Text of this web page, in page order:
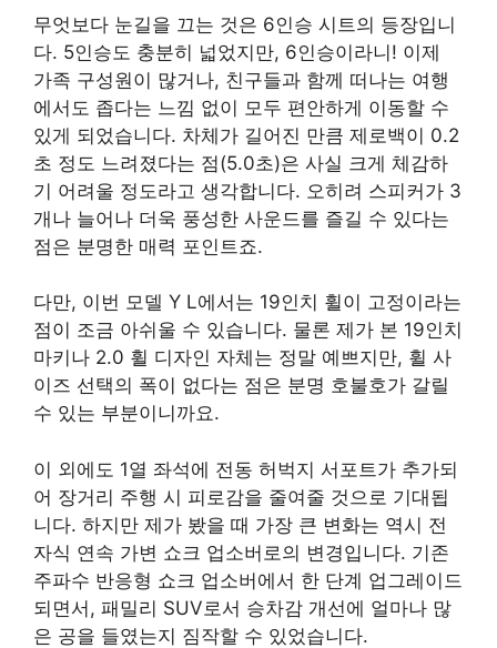
무엇보다 눈길을 끄는 것은 6인승 시트의 등장입니
다. 5인승도 충분히 넓었지만, 6인승이라니! 이제
가족 구성원이 많거나, 친구들과 함께 떠나는 여행
에서도 좁다는 느낌 없이 모두 편안하게 이동할 수
있게 되었습니다. 차체가 길어진 만큼 제로백이 0.2
초 정도 느려졌다는 점(5.0초)은 사실 크게 체감하
기 어려울 정도라고 생각합니다. 오히려 스피커가 3
개나 늘어나 더욱 풍성한 사운드를 즐길 수 있다는
점은 분명한 매력 포인트죠.
다만, 이번 모델 Y L에서는 19인치 휠이 고정이라는
점이 조금 아쉬울 수 있습니다. 물론 제가 본 19인치
마키나 2.0 휠 디자인 자체는 정말 예쁘지만, 휠 사
이즈 선택의 폭이 없다는 점은 분명 호불호가 갈릴
수 있는 부분이니까요.
이 외에도 1열 좌석에 전동 허벅지 서포트가 추가되
어 장거리 주행 시 피로감을 줄여줄 것으로 기대됩
니다. 하지만 제가 봤을 때 가장 큰 변화는 역시 전
자식 연속 가변 쇼크 업소버로의 변경입니다. 기존
주파수 반응형 쇼크 업소버에서 한 단계 업그레이드
되면서, 패밀리 SUV로서 승차감 개선에 얼마나 많
은 공을 들였는지 짐작할 수 있었습니다.